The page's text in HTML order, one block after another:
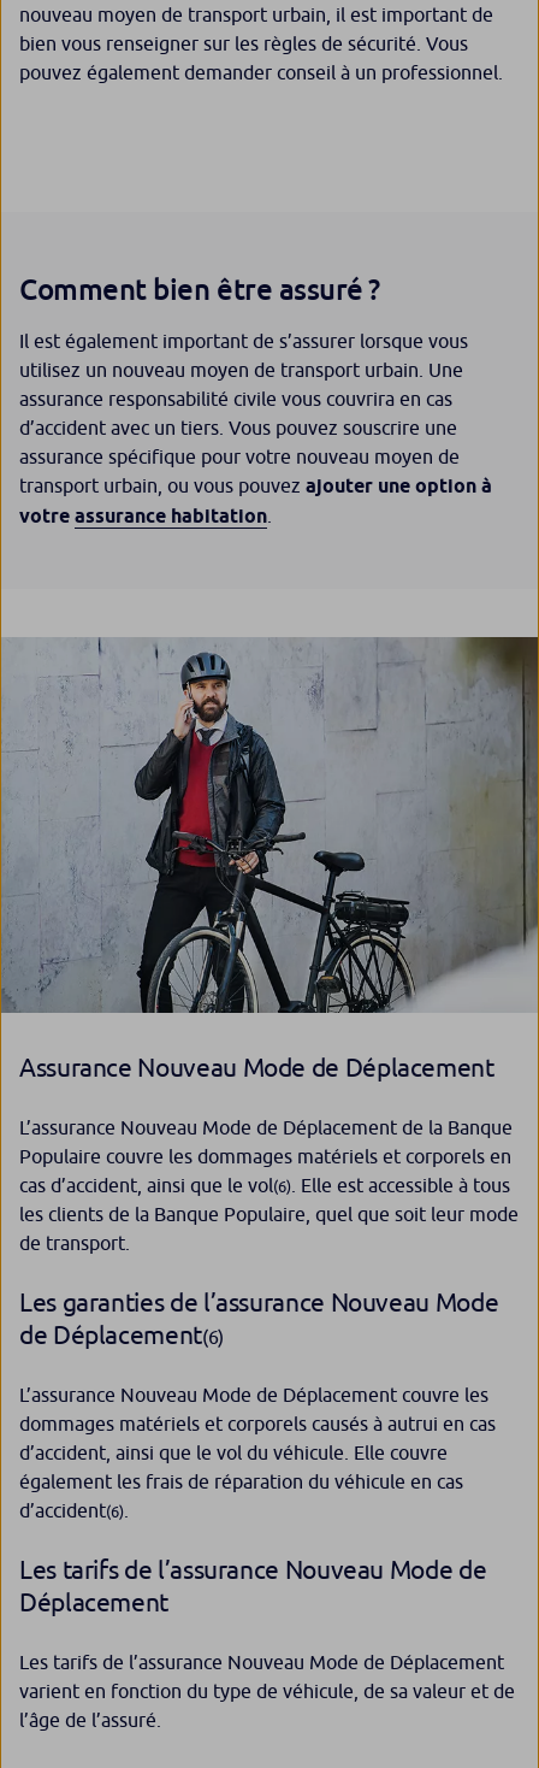
nouveau moyen de transport urbain, il est important de
bien vous renseigner sur les règles de sécurité. Vous
pouvez également demander conseil à un professionnel.
Comment bien être assuré ?
Il est également important de s’assurer lorsque vous
utilisez un nouveau moyen de transport urbain. Une
assurance responsabilité civile vous couvrira en cas
d’accident avec un tiers. Vous pouvez souscrire une
assurance spécifique pour votre nouveau moyen de
transport urbain, ou vous pouvez ajouter une option à
votre assurance habitation
Assurance Nouveau Mode de Déplacement
L’assurance Nouveau Mode de Déplacement de la Banque
Populaire couvre les dommages matériels et corporels en
cas d’accident, ainsi que le vol(6) . Elle est accessible à tous
les clients de la Banque Populaire, quel que soit leur mode
de transport.
Les garanties de l’assurance Nouveau Mode
de Déplacement(6)
L’assurance Nouveau Mode de Déplacement couvre les
dommages matériels et corporels causés à autrui en cas
d’accident, ainsi que le vol du véhicule. Elle couvre
également les frais de réparation du véhicule en cas
d’accident(6)
Les tarifs de l’assurance Nouveau Mode de
Déplacement
Les tarifs de l’assurance Nouveau Mode de Déplacement
varient en fonction du type de véhicule, de sa valeur et de
l’âge de l’assuré.